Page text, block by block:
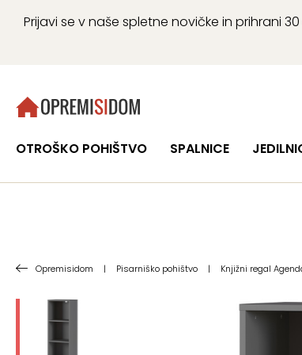
Prijavi se v naše spletne novičke in prihrani
OTROŠKO POHIŠTVO SPALNICE
Opremisidom | Pisarniško pohištvo | Knjižni regal